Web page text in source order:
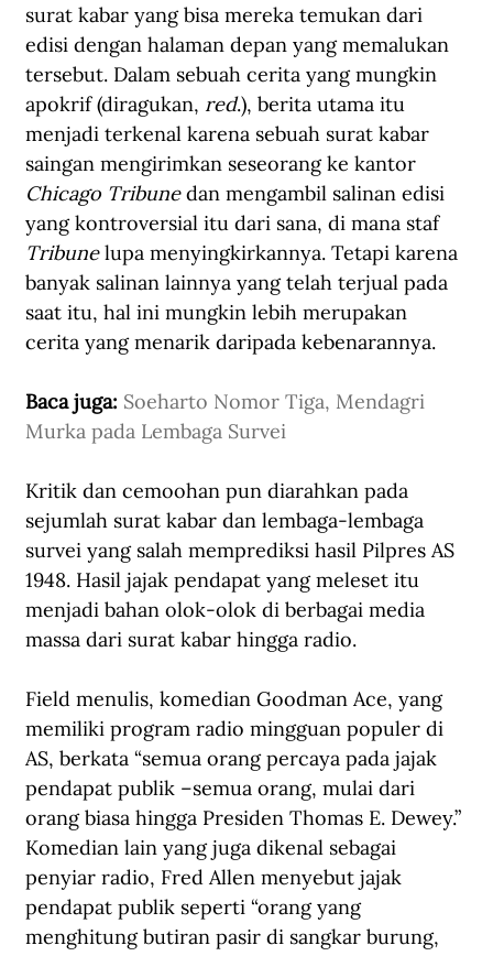
surat kabar yang bisa mereka temukan dari
edisi dengan halaman depan yang memalukan
tersebut. Dalam sebuah cerita yang mungkin
apokrif (diragukan, red.), berita utama itu
menjadi terkenal karena sebuah surat kabar
saingan mengirimkan seseorang ke kantor
Chicago Tribune dan mengambil salinan edisi
yang kontroversial itu dari sana, di mana staf
Tribune lupa menyingkirkannya. Tetapi karena
banyak salinan lainnya yang telah terjual pada
saat itu, hal ini mungkin lebih merupakan
cerita yang menarik daripada kebenarannya.
Baca juga: Soeharto Nomor Tiga, Mendagri
Murka pada Lembaga Survei
Kritik dan cemoohan pun diarahkan pada
sejumlah surat kabar dan lembaga-lembaga
survei yang salah memprediksi hasil Pilpres AS
1948. Hasil jajak pendapat yang meleset itu
menjadi bahan olok-olok di berbagai media
massa dari surat kabar hingga radio.
Field menulis, komedian Goodman Ace, yang
memiliki program radio mingguan populer di
AS, berkata “semua orang percaya pada jajak
pendapat publik –semua orang, mulai dari
orang biasa hingga Presiden Thomas E. Dewey.”
Komedian lain yang juga dikenal sebagai
penyiar radio, Fred Allen menyebut jajak
pendapat publik seperti “orang yang
menghitung butiran pasir di sangkar burung,